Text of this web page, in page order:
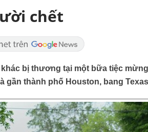
chết
bị thương tại một bữa tiệc
gần thành phố Houston, bang